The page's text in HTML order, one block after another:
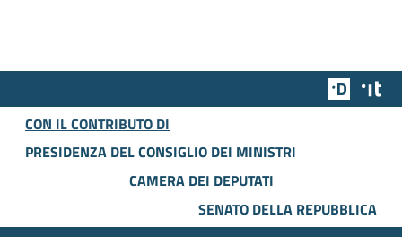
Team
CON IL CONTRIBUTO DI
PRESIDENZA DEL CONSIGLIO DEI MINISTRI
CAMERA DEI DEPUTATI
SENATO DELLA REPUBBLICA